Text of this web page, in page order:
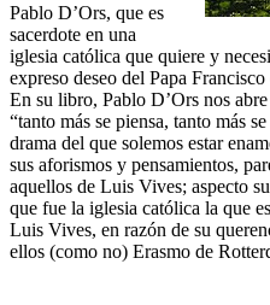
Pablo D’Ors, que es
sacerdote en una
iglesia católica que quiere y
expreso deseo del Papa
En su libro, Pablo D’Ors nos
“tanto más se piensa, tanto más
drama del que solemos estar
sus aforismos y pensamientos,
aquellos de Luis Vives; aspecto
que fue la iglesia católica la que
Luis Vives, en razón de su
ellos (como no) Erasmo de